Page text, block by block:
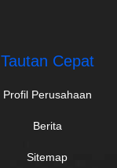
Tautan Cepat
Profil Perusahaan
Berita
Sitemap